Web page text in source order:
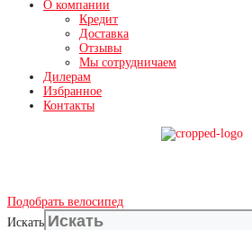
О компании
Кредит
Доставка
Отзывы
Мы сотрудничаем
Дилерам
Избранное
Контакты
Подобрать велосипед
Искать